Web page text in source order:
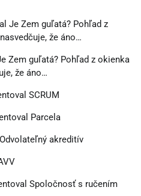
Je Zem guľatá? Pohľad z
že áno…
Zem guľatá? Pohľad z okienka
že áno…
SCRUM
Parcela
Odvolateľný akreditív
Spoločnosť s ručením